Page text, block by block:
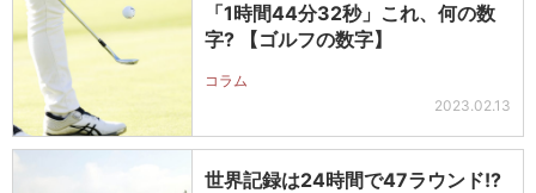
「1時間44分32秒」これ、何の数
字? 【ゴルフの数字】
コラム
2023.02.13
世界記録は24時間で47ラウンド!?